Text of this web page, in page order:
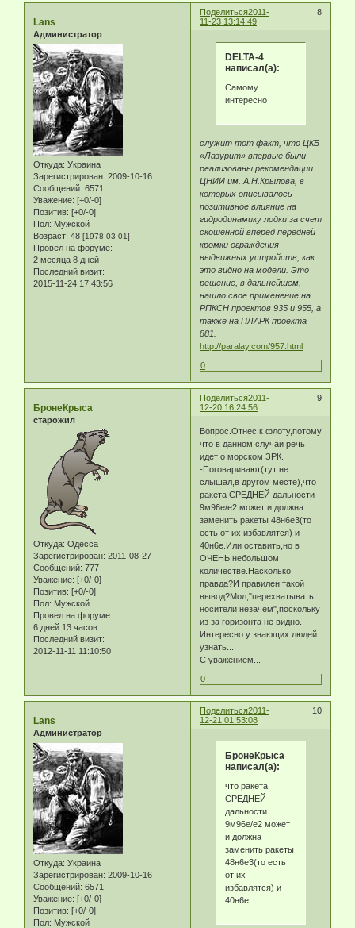
Поделиться 8
2011-
11-23 13:14:49
Lans
Администратор
Откуда: Украина
Зарегистрирован: 2009-10-16
Сообщений: 6571
Уважение: [+0/-0]
Позитив: [+0/-0]
Пол: Мужской
Возраст: 48 [1978-03-01]
Провел на форуме:
2 месяца 8 дней
Последний визит:
2015-11-24 17:43:56
DELTA-4
написал(а):
Самому
интересно
служит тот факт, что ЦКБ
«Лазурит» впервые были
реализованы рекомендации
ЦНИИ им. А.Н.Крылова, в
которых описывалось
позитивное влияние на
гидродинамику лодки за счет
скошенной вперед передней
кромки ограждения
выдвижных устройств, как
это видно на модели. Это
решение, в дальнейшем,
нашло свое применение на
РПКСН проектов 935 и 955, а
также на ПЛАРК проекта
881.
http://paralay.com/957.html
0
Поделиться 9
2011-
12-20 16:24:56
БронеКрыса
старожил
Откуда: Одесса
Зарегистрирован: 2011-08-27
Сообщений: 777
Уважение: [+0/-0]
Позитив: [+0/-0]
Пол: Мужской
Провел на форуме:
6 дней 13 часов
Последний визит:
2012-11-11 11:10:50
Вопрос.Отнес к флоту,потому
что в данном случаи речь
идет о морском ЗРК.
-Поговаривают(тут не
слышал,в другом месте),что
ракета СРЕДНЕЙ дальности
9м96е/е2 может и должна
заменить ракеты 48н6е3(то
есть от их избавлятся) и
40н6е.Или оставить,но в
ОЧЕНЬ небольшом
количестве.Насколько
правда?И правилен такой
вывод?Мол,"перехватывать
носители незачем",поскольку
из за горизонта не видно.
Интересно у знающих людей
узнать...
С уважением...
0
Поделиться 10
2011-
12-21 01:53:08
Lans
Администратор
Откуда: Украина
Зарегистрирован: 2009-10-16
Сообщений: 6571
Уважение: [+0/-0]
Позитив: [+0/-0]
Пол: Мужской
БронеКрыса
написал(а):
что ракета
СРЕДНЕЙ
дальности
9м96е/е2 может
и должна
заменить ракеты
48н6е3(то есть
от их
избавлятся) и
40н6е.